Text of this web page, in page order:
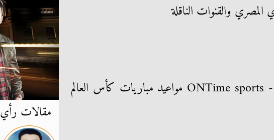
والقنوات الناقلة
المصري X الأهلي - 8.30 مساء - ONTime sports مواعيد مباريات كأس العالم
مقالات رأي